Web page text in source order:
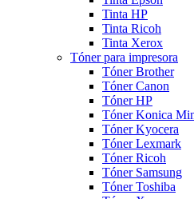
Tinta HP
Tinta Ricoh
Tinta Xerox
Tóner para impresora
Tóner Brother
Tóner Canon
Tóner HP
Tóner Konica
Tóner Kyocera
Tóner Lexmark
Tóner Ricoh
Tóner Samsung
Tóner Toshiba